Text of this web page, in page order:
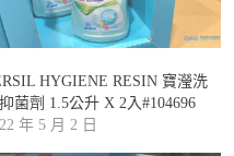
HYGIENE RESIN 寶瀅洗
菌劑 1.5公升 X 2入#104696
年 5 月 2 日